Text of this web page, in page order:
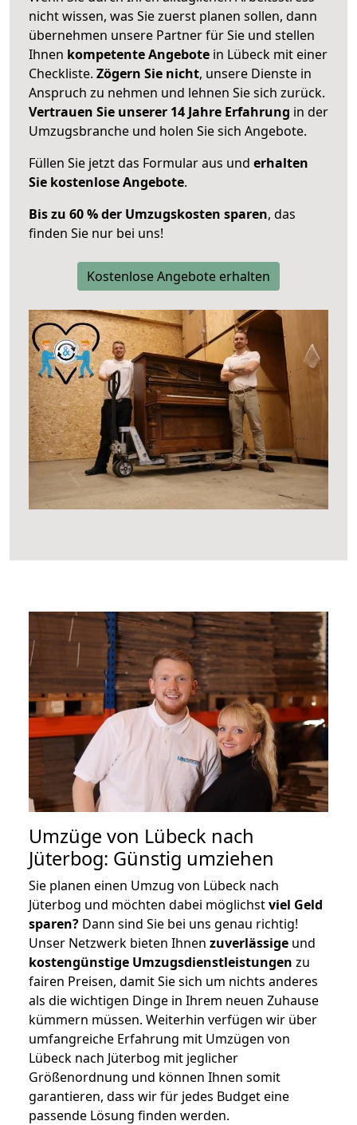
nicht wissen, was Sie zuerst planen sollen, dann
übernehmen unsere Partner für Sie und stellen
Ihnen kompetente Angebote in Lübeck mit einer
Checkliste. Zögern Sie nicht, unsere Dienste in
Anspruch zu nehmen und lehnen Sie sich zurück.
Vertrauen Sie unserer 14 Jahre Erfahrung in der
Umzugsbranche und holen Sie sich Angebote.
Füllen Sie jetzt das Formular aus und erhalten
Sie kostenlose Angebote.
Bis zu 60 % der Umzugskosten sparen, das
finden Sie nur bei uns!
Kostenlose Angebote erhalten
Umzüge von Lübeck nach
Jüterbog: Günstig umziehen
Sie planen einen Umzug von Lübeck nach
Jüterbog und möchten dabei möglichstviel Geld
sparen? Dann sind Sie bei uns genau richtig!
Unser Netzwerk bieten Ihnen zuverlässige und
kostengünstige Umzugsdienstleistungen zu
fairen Preisen, damit Sie sich um nichts anderes
als die wichtigen Dinge in Ihrem neuen Zuhause
kümmern müssen. Weiterhin verfügen wir über
umfangreiche Erfahrung mit Umzügen von
Lübeck nach Jüterbog mit jeglicher
Größenordnung und können Ihnen somit
garantieren, dass wir für jedes Budget eine
passende Lösung finden werden.